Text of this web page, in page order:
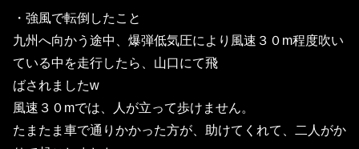
・強風で転倒したこと
九州へ向かう途中、爆弾低気圧により風速３０m程度吹い
ている中を走行したら、山口にて飛
ばされましたw
風速３０mでは、人が立って歩けません。
たまたま車で通りかかった方が、助けてくれて、二人がか